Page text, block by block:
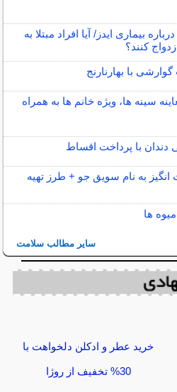
بیماری ایدز/ آیا افراد مبتلا به
کنند؟
با بهارنارنج
سینه ها، ویژه خانم ها به همراه
دندان با پرداخت اقساط
به نام سویق جو + طرز تهیه
ها
سایر مطالب سلامت
خرید عطر و ادکلن دلخواهت با
30% تخفیف از روژا